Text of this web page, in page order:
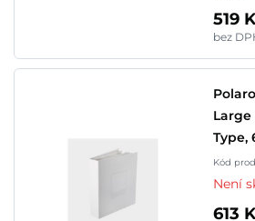
519
bez
Large
Type,
Kód
Není
613